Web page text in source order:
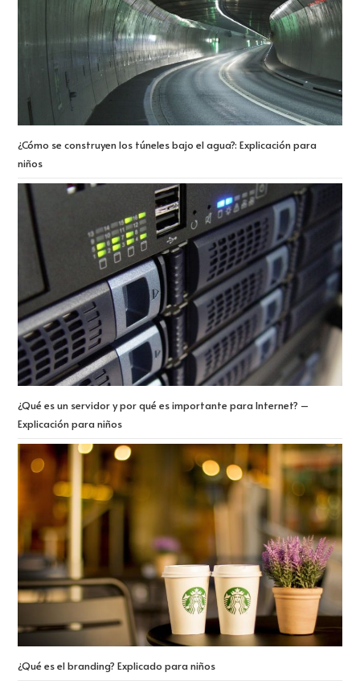
¿Cómo se construyen los túneles bajo el agua?: Explicación para
niños
¿Qué es un servidor y por qué es importante para Internet? –
Explicación para niños
¿Qué es el branding? Explicado para niños